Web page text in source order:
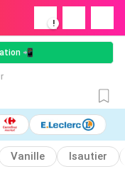
!
📲
Vanille
Isautier